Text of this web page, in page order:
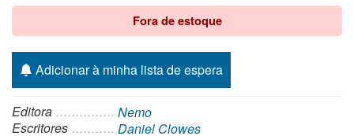
Fora de estoque
Adicionar à minha lista de espera
Editora
Nemo
Escritores
Daniel Clowes